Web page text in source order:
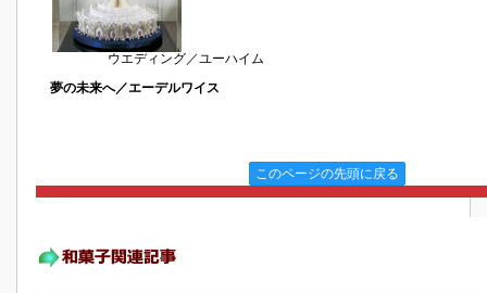
ウエディング／ユーハイム
夢の未来へ／エーデルワイス
このページの先頭に戻る